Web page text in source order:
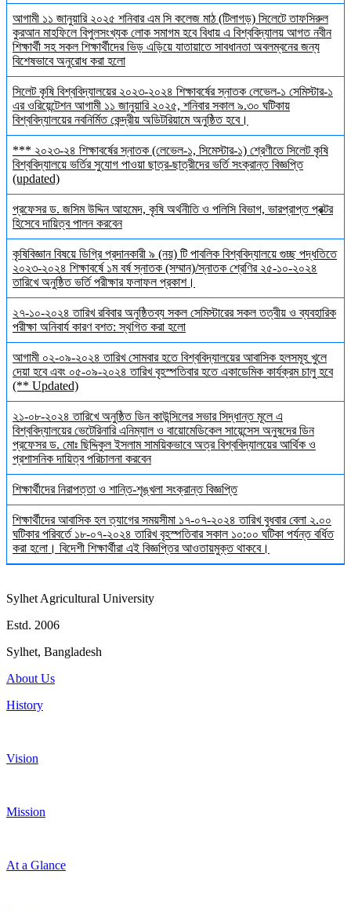
আগামী ১১ জানুয়ারি ২০২৫ শনিবার এম সি কলেজ মাঠ (টিলাগড়) সিলেটে তাফসিরুল
কুরআন মাহফিলে বিপুলসংখ্যক লোক সমাগম হবে বিধায় এ বিশ্ববিদ্যালয় আগত নবীন
শিক্ষার্থী সহ সকল শিক্ষার্থীদের ভিড় এড়িয়ে যাতায়াতে সাবধানতা অবলম্বনের জন্য
বিশেষভাবে অনুরোধ করা হলো
সিলেট কৃষি বিশ্ববিদ্যালয়ের ২০২৩-২০২৪ শিক্ষাবর্ষের স্নাতক লেভেল-১ সেমিস্টার-১
এর ওরিয়েন্টেশন আগামী ১১ জানুয়ারি ২০২৫, শনিবার সকাল ৯.৩০ ঘটিকায়
বিশ্ববিদ্যালয়ের নবনির্মিত কেন্দ্রীয় অডিটরিয়ামে অনুষ্ঠিত হবে।
*** ২০২৩-২৪ শিক্ষাবর্ষের স্নাতক (লেভেল-১, সিমেস্টার-১) শ্রেণীতে সিলেট কৃষি
বিশ্ববিদ্যালয়ে ভর্তির সুযোগ পাওয়া ছাত্র-ছাত্রীদের ভর্তি সংক্রান্ত বিজ্ঞপ্তি
(updated)
প্রফেসর ড. জসিম উদ্দিন আহমেদ, কৃষি অর্থনীতি ও পলিসি বিভাগ, ভারপ্রাপ্ত প্রক্টর
হিসেবে দায়িত্ব পালন করবেন
কৃষিবিজ্ঞান বিষয়ে ডিগ্রি প্রদানকারী ৯ (নয়) টি পাবলিক বিশ্ববিদ্যালয়ে গুচ্ছ পদ্ধতিতে
২০২৩-২০২৪ শিক্ষাবর্ষে ১ম বর্ষ স্নাতক (সম্মান)/স্নাতক শ্রেণির ২৫-১০-২০২৪
তারিখে অনুষ্ঠিত ভর্তি পরীক্ষার ফলাফল প্রকাশ।
২৭-১০-২০২৪ তারিখ রবিবার অনুষ্ঠিতব্য সকল সেমিস্টারের সকল তত্বীয় ও ব্যবহারিক
পরীক্ষা অনিবার্য কারণ বশত: স্থগিত করা হলো
আগামী ০২-০৯-২০২৪ তারিখ সোমবার হতে বিশ্ববিদ্যালয়ের আবাসিক হলসমূহ খুলে
দেয়া হবে এবং ০৫-০৯-২০২৪ তারিখ বৃহস্পতিবার হতে একাডেমিক কার্যক্রম চালু হবে
(** Updated)
২১-০৮-২০২৪ তারিখে অনুষ্ঠিত ডিন কাউন্সিলের সভার সিদ্ধান্ত মূলে এ
বিশ্ববিদ্যালয়ের ভেটেরিনারি এনিম্যাল ও বায়োমেডিকেল সায়েন্সেস অনুষদের ডিন
প্রফেসর ড. মোঃ ছিদ্দিকুল ইসলাম সাময়িকভাবে অত্র বিশ্ববিদ্যালয়ের আর্থিক ও
প্রশাসনিক দায়িত্ব পরিচালনা করবেন
শিক্ষার্থীদের নিরাপত্তা ও শান্তি-শৃঙ্খলা সংক্রান্ত বিজ্ঞপ্তি
শিক্ষার্থীদের আবাসিক হল ত্যাগের সময়সীমা ১৭-০৭-২০২৪ তারিখ বুধবার বেলা ২.০০
ঘটিকার পরিবর্তে ১৮-০৭-২০২৪ তারিখ বৃহস্পতিবার সকাল ১০:০০ ঘটিকা পর্যন্ত বর্ধিত
করা হলো। বিদেশী শিক্ষার্থীরা এই বিজ্ঞপ্তির আওতায়মুক্ত থাকবে।
Sylhet Agricultural University
Estd. 2006
Sylhet, Bangladesh
About Us
History
Vision
Mission
At a Glance